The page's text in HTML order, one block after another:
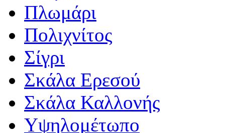
Πλωμάρι
Πολιχνίτος
Σίγρι
Σκάλα Ερεσού
Σκάλα Καλλονής
Υψηλομέτωπο